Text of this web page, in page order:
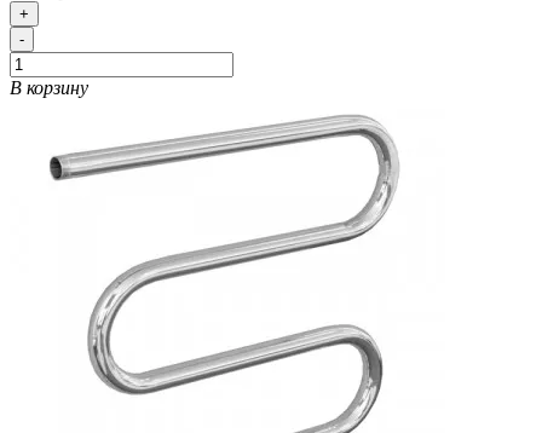
+
-
В корзину